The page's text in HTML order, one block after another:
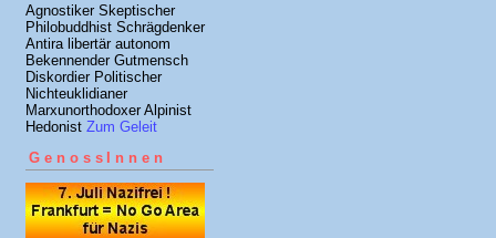
Agnostiker Skeptischer
Philobuddhist Schrägdenker
Antira libertär autonom
Bekennender Gutmensch
Diskordier Politischer
Nichteuklidianer
Marxunorthodoxer Alpinist
Hedonist Zum Geleit
GenossInnen